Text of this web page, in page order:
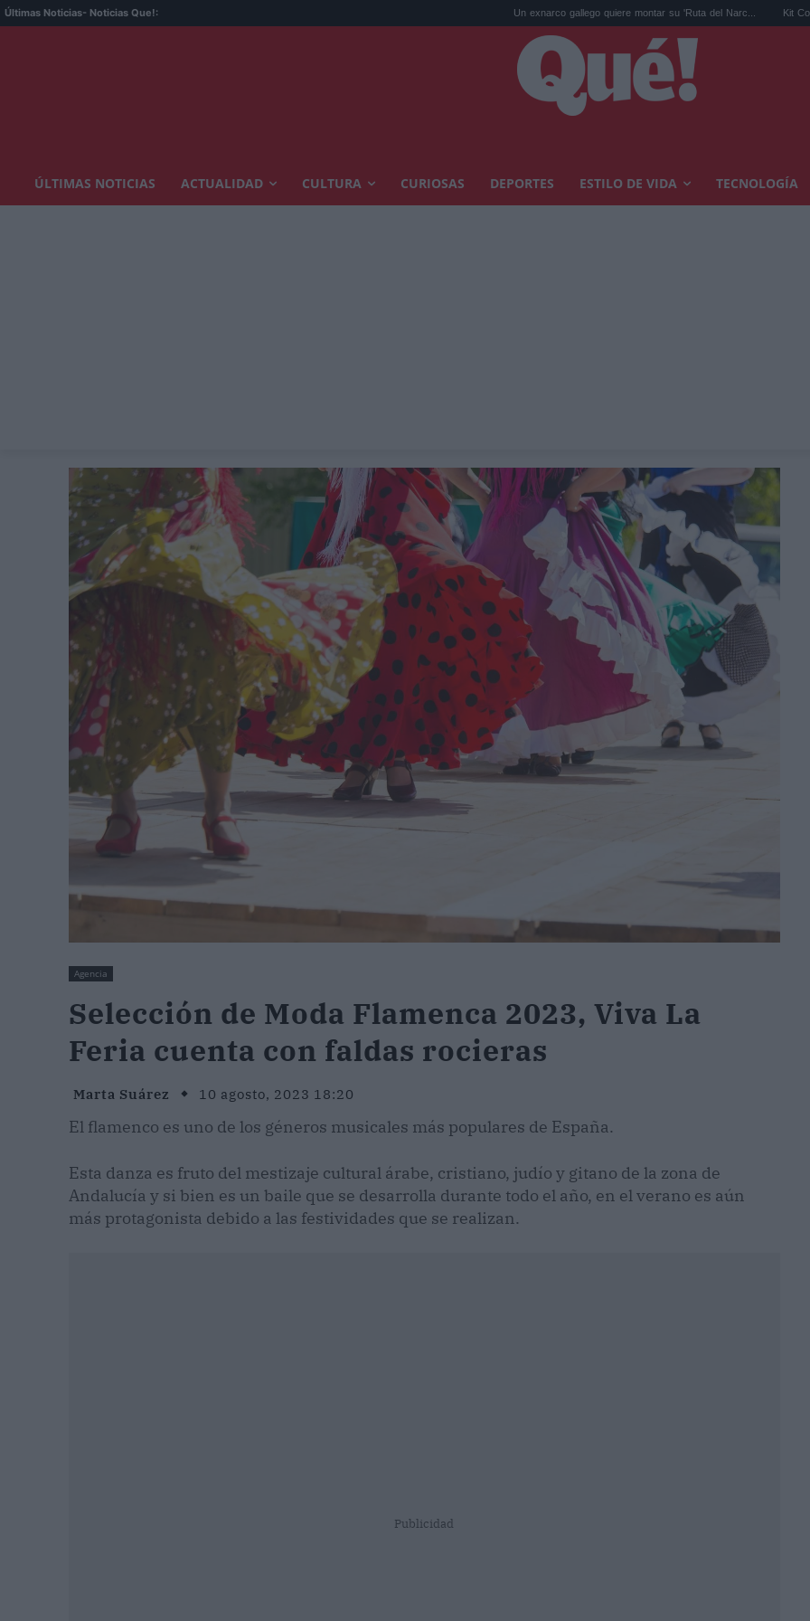
Últimas Noticias- Noticias Que!: Un exnarco gallego quiere montar su 'Ruta del Narc... Kit Connor será Cíclope
ÚLTIMAS NOTICIAS ACTUALIDAD CULTURA CURIOSAS DEPORTES ESTILO DE VIDA TECNOLOGÍA
Agencia
Selección de Moda Flamenca 2023, Viva La
Feria cuenta con faldas rocieras
Marta Suárez 10 agosto, 2023 18:20
El flamenco es uno de los géneros musicales más populares de España.
Esta danza es fruto del mestizaje cultural árabe, cristiano, judío y gitano de la zona de
Andalucía y si bien es un baile que se desarrolla durante todo el año, en el verano es aún
más protagonista debido a las festividades que se realizan.
Publicidad